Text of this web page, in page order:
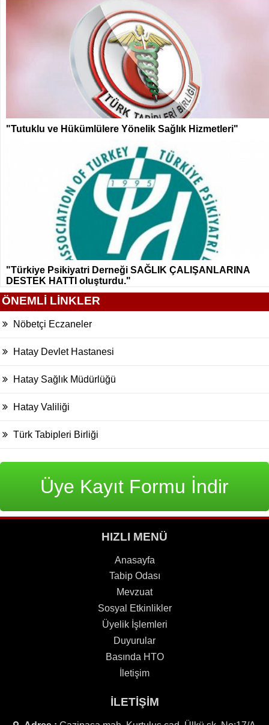
"Tutuklu ve Hükümlülere Yönelik Sağlık Hizmetleri"
"Türkiye Psikiyatri Derneği SAĞLIK ÇALIŞANLARINA
DESTEK HATTI oluşturdu."
ÖNEMLİ LİNKLER
Nöbetçi Eczaneler
Hatay Devlet Hastanesi
Hatay Sağlık Müdürlüğü
Hatay Valiliği
Türk Tabipleri Birliği
Üye Kayıt Formu İndir
HIZLI MENÜ
Anasayfa
Tabip Odası
Mevzuat
Sosyal Etkinlikler
Üyelik İşlemleri
Duyurular
Basında HTO
İletişim
İLETİŞİM